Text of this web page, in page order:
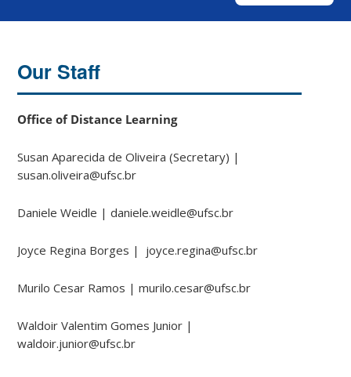
Our Staff
Office of Distance Learning
Susan Aparecida de Oliveira (Secretary) |
susan.oliveira@ufsc.br
Daniele Weidle | daniele.weidle@ufsc.br
Joyce Regina Borges | joyce.regina@ufsc.br
Murilo Cesar Ramos | murilo.cesar@ufsc.br
Waldoir Valentim Gomes Junior |
waldoir.junior@ufsc.br